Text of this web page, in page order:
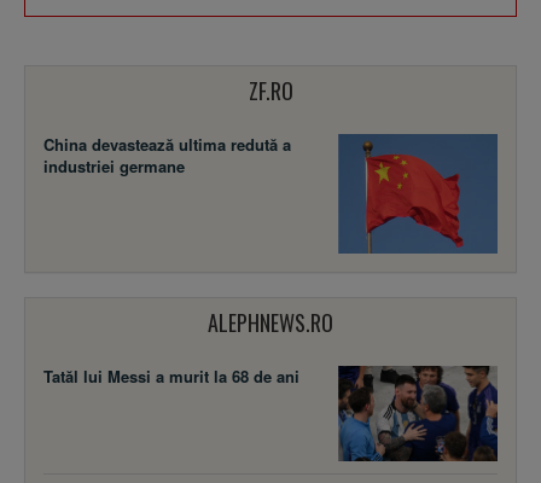
ZF.RO
China devastează ultima redută a
industriei germane
ALEPHNEWS.RO
Tatăl lui Messi a murit la 68 de ani